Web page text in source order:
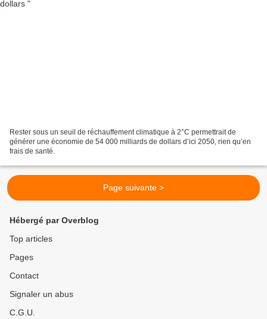
Rester sous un seuil de réchauffement climatique à 2°C permettrait de
générer une économie de 54 000 milliards de dollars d’ici 2050, rien qu’en
frais de santé.
Page suivante >
Hébergé par Overblog
Top articles
Pages
Contact
Signaler un abus
C.G.U.